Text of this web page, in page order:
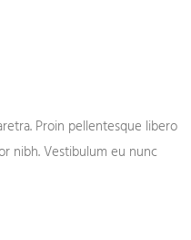
Proin pellentesque libero
nibh. Vestibulum eu nunc